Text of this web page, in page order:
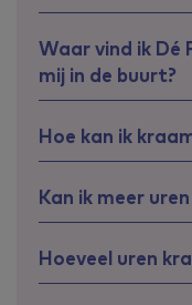
Waar vind ik Dé
mij in de buurt?
Hoe kan ik
Kan ik meer
Hoeveel uren